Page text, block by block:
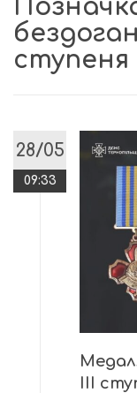
ступеня
28/05
09:33
ІІІ